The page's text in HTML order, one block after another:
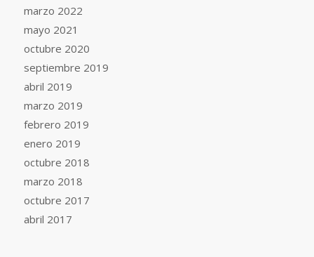
marzo 2022
mayo 2021
octubre 2020
septiembre 2019
abril 2019
marzo 2019
febrero 2019
enero 2019
octubre 2018
marzo 2018
octubre 2017
abril 2017